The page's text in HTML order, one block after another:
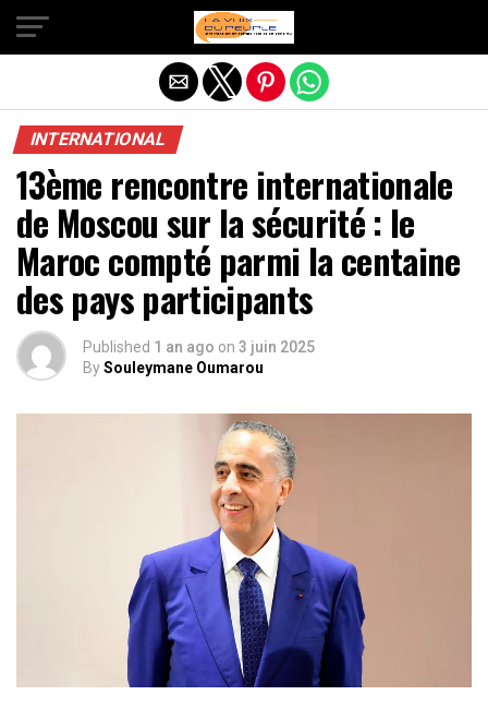
INTERNATIONAL
13ème rencontre internationale
de Moscou sur la sécurité : le
Maroc compté parmi la centaine
des pays participants
Published 1 an ago on 3 juin 2025
BySouleymane Oumarou
Quitter la version mobile